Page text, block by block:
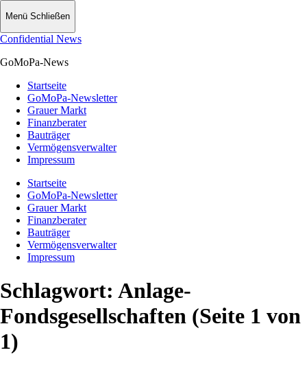
Menü Schließen
Confidential News
GoMoPa-News
Startseite
GoMoPa-Newsletter
Grauer Markt
Finanzberater
Bauträger
Vermögensverwalter
Impressum
Startseite
GoMoPa-Newsletter
Grauer Markt
Finanzberater
Bauträger
Vermögensverwalter
Impressum
Schlagwort: Anlage-
Fondsgesellschaften (Seite 1 von
1)